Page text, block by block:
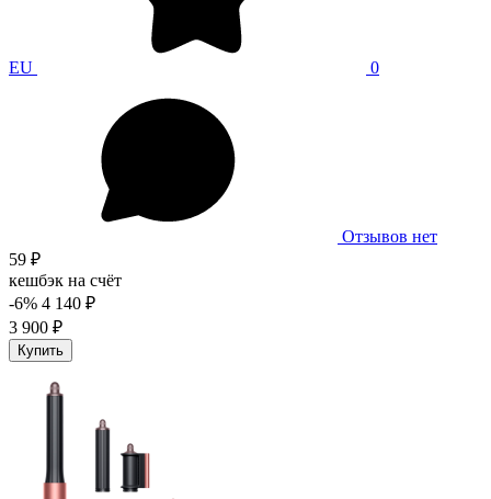
EU 0
Отзывов нет
59 ₽
кешбэк на счёт
-6% 4 140 ₽
3 900 ₽
Купить